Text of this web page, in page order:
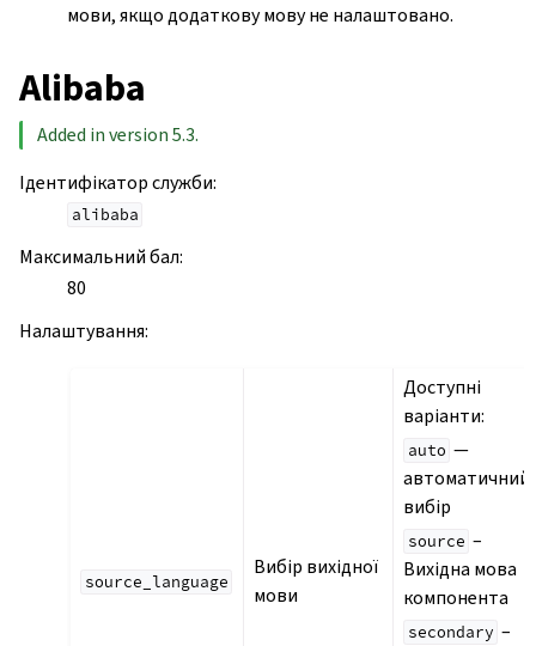
мови, якщо додаткову мову не налаштовано.
Alibaba
Added in version 5.3.
Ідентифікатор служби:
alibaba
Максимальний бал:
80
Налаштування:
source_language
Вибір вихідної
мови
Доступні
варіанти:
auto —
автоматичний
вибір
source –
Вихідна мова
компонента
secondary –